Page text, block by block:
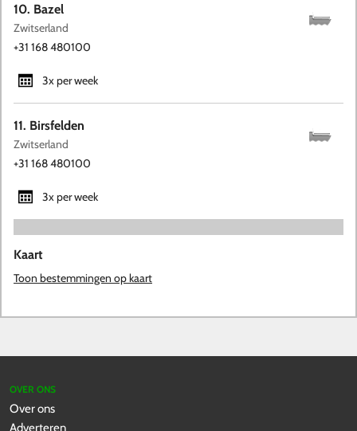
10. Bazel
Zwitserland
+31 168 480100
3x per week
11. Birsfelden
Zwitserland
+31 168 480100
3x per week
Kaart
Toon bestemmingen op kaart
OVER ONS
Over ons
Adverteren